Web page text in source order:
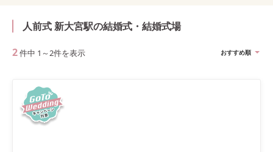
人前式 新大宮駅の結婚式・結婚式場
2件中 1 ～ 2件を表示 おすすめ順